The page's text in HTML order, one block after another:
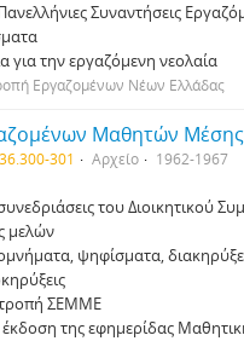
Συναντήσεις
για την εργαζόµενη νεολαία
Εργαζοµένων Νέων Ελλάδας
Μαθητών
301 Αρχείο 1962-1967
του Διοικητικού
µελών
ψηφίσµατα,
ΣΕΜΜΕ
της εφηµερίδας